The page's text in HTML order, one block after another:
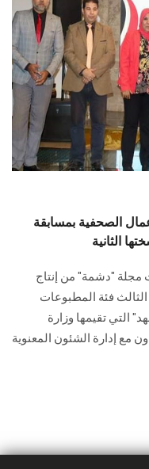
تواصل معنا
الطلاب
هيئة التدريس
الدراسات العليا
الزائـرون
الصحفية بمسابقة
الثانية
"دشمة" من ‏إنتاج
فئة المطبوعات
التي تقيمها وزارة
مع ‏إدارة الشئون المعنوية